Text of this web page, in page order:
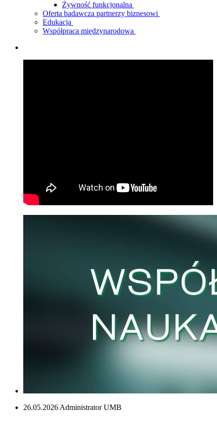
Żywność funkcjonalna
Oferta badawcza partnerzy biznesowi
Edukacja
Współpraca międzynarodowa
26.05.2026 Administrator UMB